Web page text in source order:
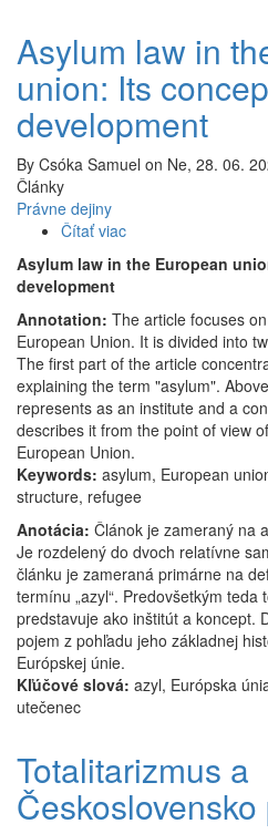
Asylum law in
union: Its
development
By Csóka Samuel on Ne, 28. 06.
Články
Právne dejiny
Čítať viac
Asylum
law
the
European
union:
Its
concept
and
development
Asylum law in the European
development
Annotation: The article focuses
European Union. It is divided into
The first part of the article
explaining the term "asylum".
represents as an institute and a
describes it from the point of view
European Union.
Keywords: asylum, European
structure, refugee
Anotácia: Článok je zameraný na
Je rozdelený do dvoch relatívne
článku je zameraná primárne na
termínu „azyl“. Predovšetkým teda
predstavuje ako inštitút a koncept.
pojem z pohľadu jeho základnej
Európskej únie.
Kľúčové slová: azyl, Európska
utečenec
Totalitarizmus a